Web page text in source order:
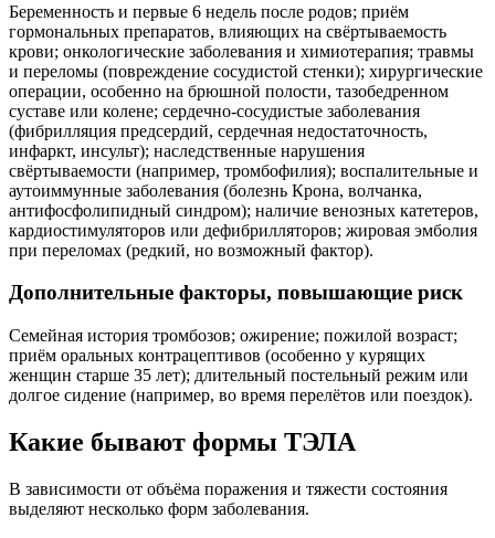
Беременность и первые 6 недель после родов; приём
гормональных препаратов, влияющих на свёртываемость
крови; онкологические заболевания и химиотерапия; травмы
и переломы (повреждение сосудистой стенки); хирургические
операции, особенно на брюшной полости, тазобедренном
суставе или колене; сердечно‑сосудистые заболевания
(фибрилляция предсердий, сердечная недостаточность,
инфаркт, инсульт); наследственные нарушения
свёртываемости (например, тромбофилия); воспалительные и
аутоиммунные заболевания (болезнь Крона, волчанка,
антифосфолипидный синдром); наличие венозных катетеров,
кардиостимуляторов или дефибрилляторов; жировая эмболия
при переломах (редкий, но возможный фактор).
Дополнительные факторы, повышающие риск
Семейная история тромбозов; ожирение; пожилой возраст;
приём оральных контрацептивов (особенно у курящих
женщин старше 35 лет); длительный постельный режим или
долгое сидение (например, во время перелётов или поездок).
Какие бывают формы ТЭЛА
В зависимости от объёма поражения и тяжести состояния
выделяют несколько форм заболевания.